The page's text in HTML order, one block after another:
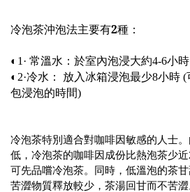
冷泡茶沖泡法主要有2種：
◐1· 常溫水：於室內泡浸大約4-6小時
◐2·冷水： 放入冰箱浸泡最少8小時
包浸泡的時間)
冷泡茶特別適合對咖啡因敏感的人士
低，冷泡茶的咖啡因成份比熱泡茶少
可先品嚐冷泡茶。同時，低溫泡的茶
苦澀物質釋放較少，茶湯回甘而不苦澀